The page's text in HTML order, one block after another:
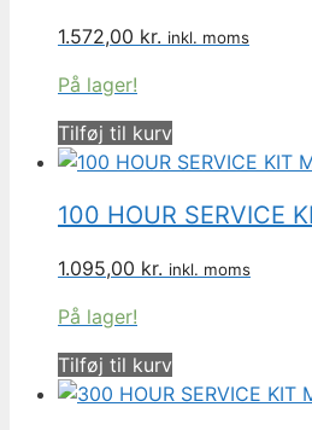
1.572,00 kr. inkl. moms
På lager!
Tilføj til kurv
100 HOUR SERVICE
1.095,00 kr. inkl. moms
På lager!
Tilføj til kurv